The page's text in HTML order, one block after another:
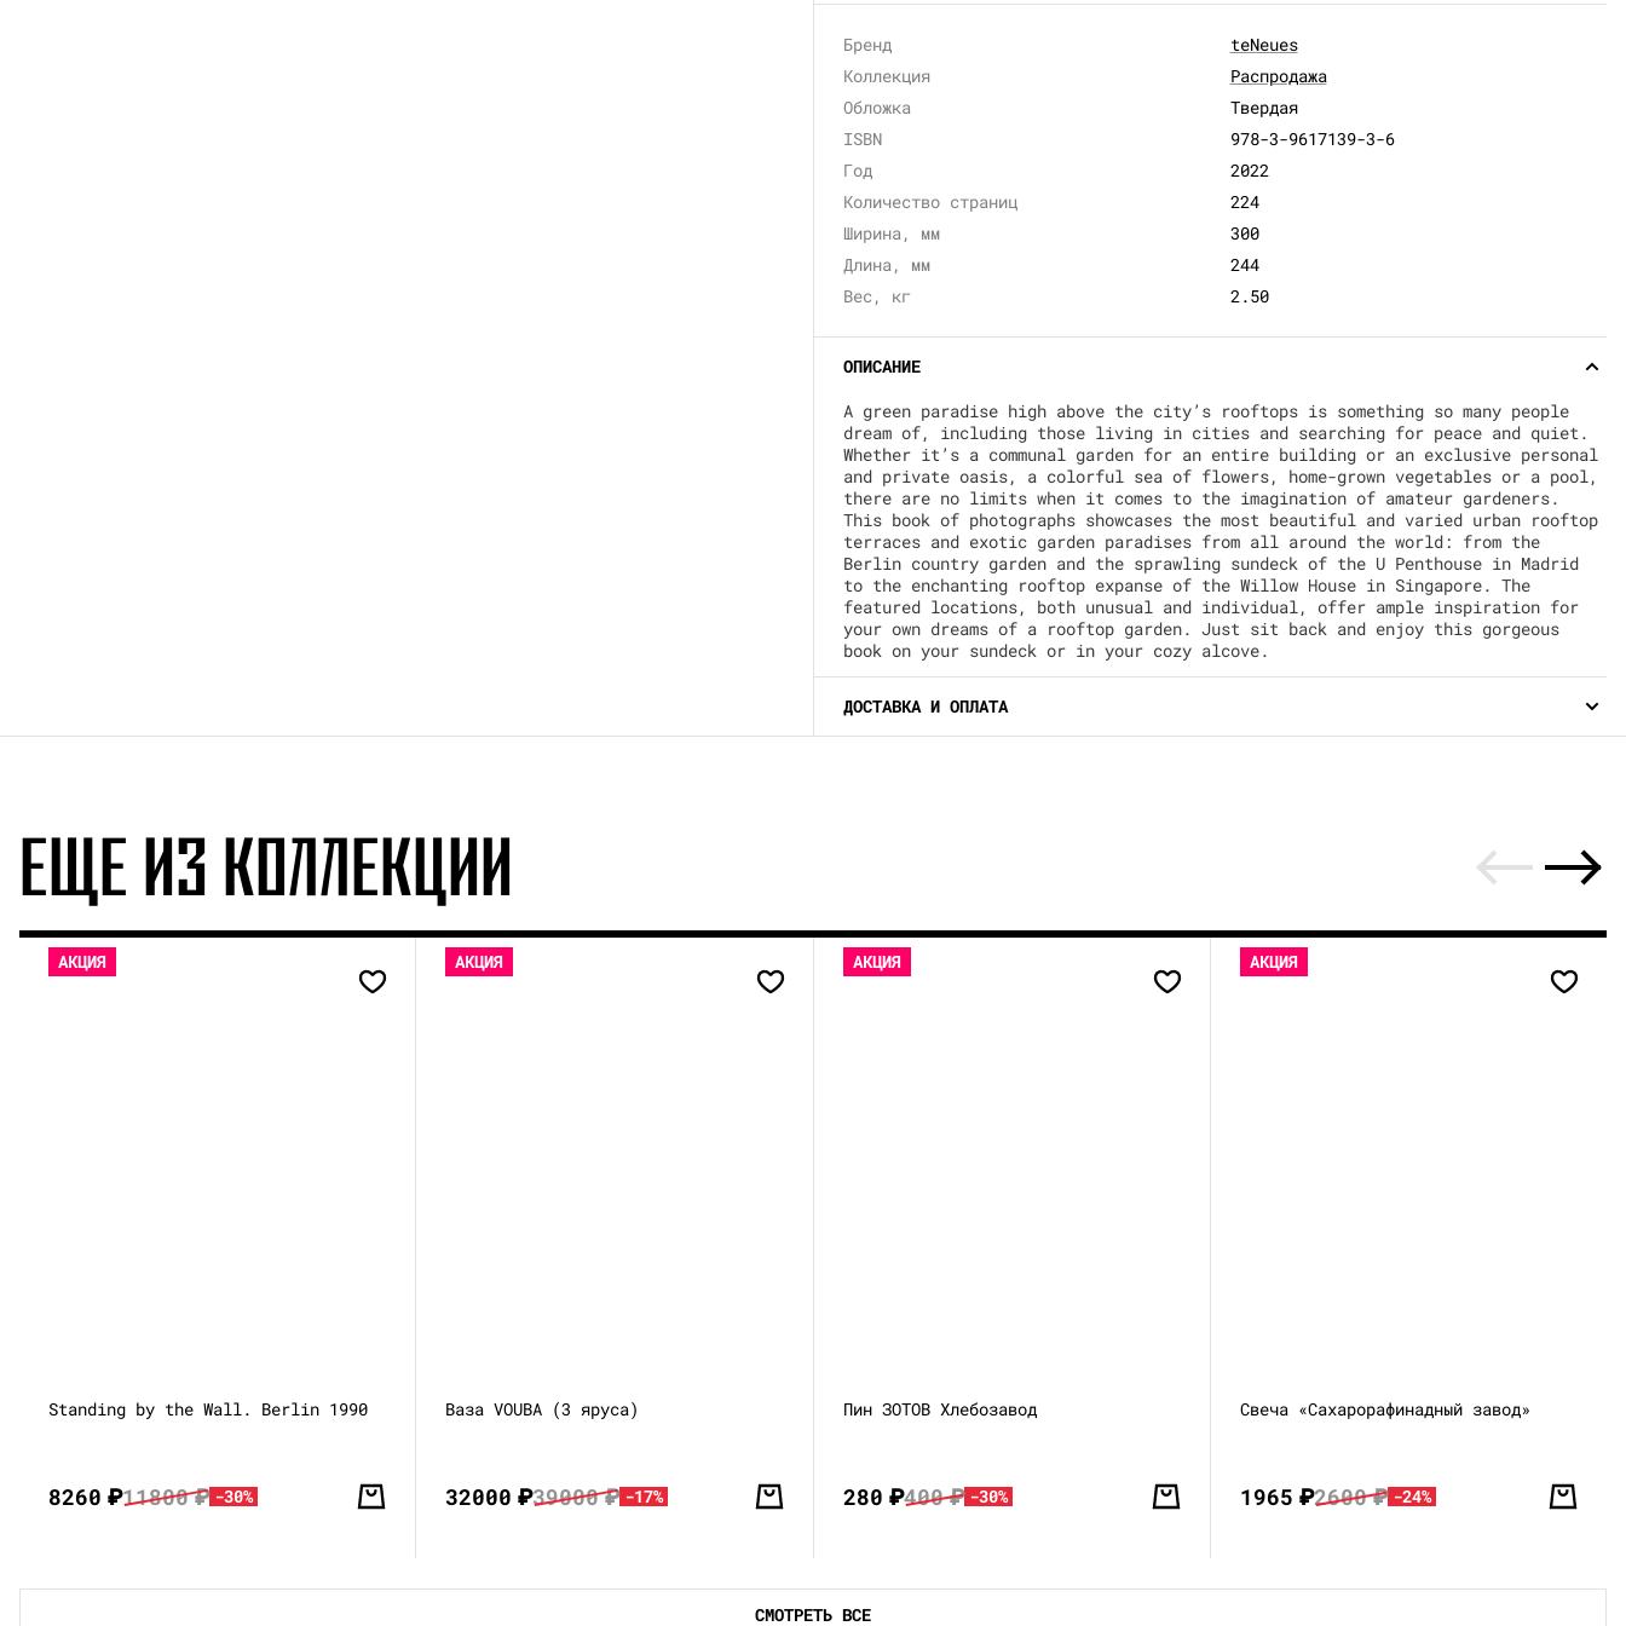
Бренд
teNeues
Коллекция
Распродажа
Обложка
Твердая
ISBN
978-3-9617139-3-6
Год
2022
Количество страниц
224
Ширина, мм
300
Длина, мм
244
Вес, кг
2.50
ОПИСАНИЕ
A green paradise high above the city’s rooftops is something so many people
dream of, including those living in cities and searching for peace and quiet.
Whether it’s a communal garden for an entire building or an exclusive personal
and private oasis, a colorful sea of flowers, home-grown vegetables or a pool,
there are no limits when it comes to the imagination of amateur gardeners.
This book of photographs showcases the most beautiful and varied urban rooftop
terraces and exotic garden paradises from all around the world: from the
Berlin country garden and the sprawling sundeck of the U Penthouse in Madrid
to the enchanting rooftop expanse of the Willow House in Singapore. The
featured locations, both unusual and individual, offer ample inspiration for
your own dreams of a rooftop garden. Just sit back and enjoy this gorgeous
book on your sundeck or in your cozy alcove.
ДОСТАВКА И ОПЛАТА
ЕЩЕ ИЗ КОЛЛЕКЦИИ
АКЦИЯ
Standing by the Wall. Berlin 1990
8260₽11800₽ -30%
АКЦИЯ
Ваза VOUBA (3 яруса)
32000₽39000₽ -17%
АКЦИЯ
Пин ЗОТОВ Хлебозавод
280₽400₽ -30%
АКЦИЯ
Свеча «Сахарорафинадный завод»
1965₽2600₽ -24%
СМОТРЕТЬ ВСЕ